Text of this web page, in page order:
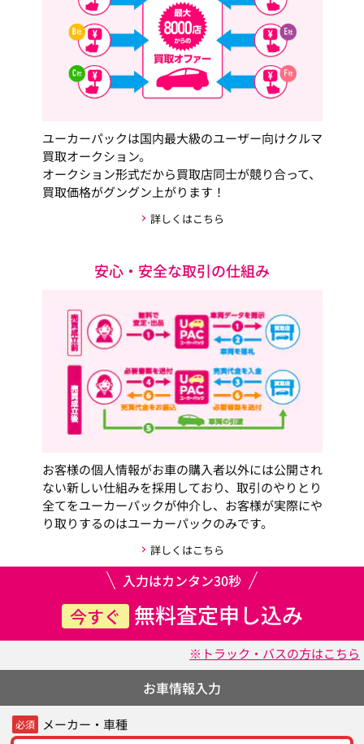
ユーカーパックは国内最大級のユーザー向けクルマ
買取オークション。
オークション形式だから買取店同士が競り合って、
買取価格がグングン上がります！
詳しくはこちら
安心・安全な取引の仕組み
お客様の個人情報がお車の購入者以外には公開され
ない新しい仕組みを採用しており、取引のやりとり
全てをユーカーパックが仲介し、お客様が実際にや
り取りするのはユーカーパックのみです。
詳しくはこちら
入力はカンタン30秒
今すぐ 無料査定申し込み
※トラック・バスの方はこちら
お車情報入力
必須 メーカー・車種